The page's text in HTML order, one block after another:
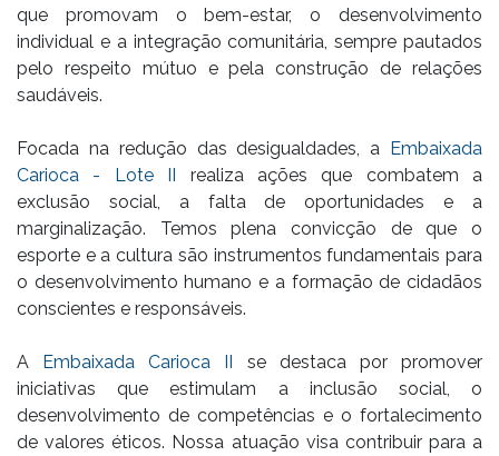
que promovam o bem-estar, o desenvolvimento
individual e a integração comunitária, sempre pautados
pelo respeito mútuo e pela construção de relações
saudáveis.
Focada na redução das desigualdades, a Embaixada
Carioca - Lote II realiza ações que combatem a
exclusão social, a falta de oportunidades e a
marginalização. Temos plena convicção de que o
esporte e a cultura são instrumentos fundamentais para
o desenvolvimento humano e a formação de cidadãos
conscientes e responsáveis.
A Embaixada Carioca II se destaca por promover
iniciativas que estimulam a inclusão social, o
desenvolvimento de competências e o fortalecimento
de valores éticos. Nossa atuação visa contribuir para a